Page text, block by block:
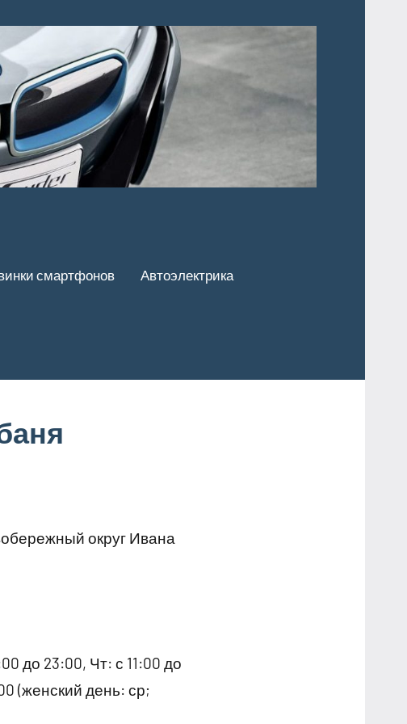
смартфонов Автоэлектрика
округ Ивана
до 23:00, Чт: с 11:00 до
(женский день: ср;